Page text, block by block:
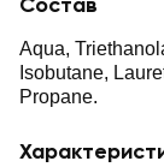
Aqua,
Isobutane,
Propane.